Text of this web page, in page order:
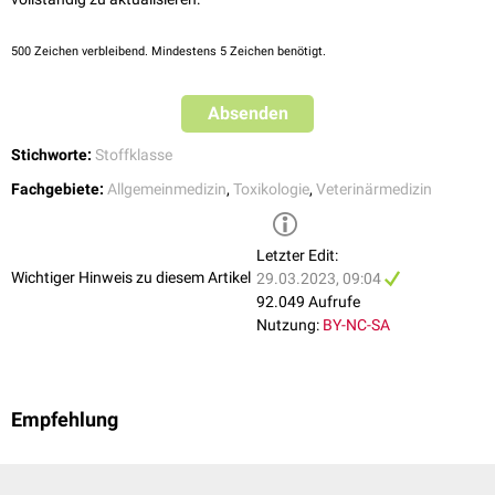
500 Zeichen verbleibend. Mindestens 5 Zeichen benötigt.
Absenden
Stichworte: Stoffklasse
Fachgebiete: Allgemeinmedizin, Toxikologie, Veterinärmedizin
Wichtiger Hinweis zu diesem Artikel
Letzter Edit:
29.03.2023, 09:04
92.049 Aufrufe
Nutzung: BY-NC-SA
Empfehlung